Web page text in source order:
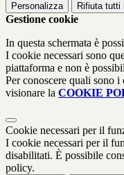
Personalizza Rifiuta tutti
Gestione cookie
In questa schermata è
I cookie necessari sono
piattaforma e non è
Per conoscere quali sono
visionare la COOKIE
Cookie necessari per il
I cookie necessari per il
disabilitati. È possibile
policy.